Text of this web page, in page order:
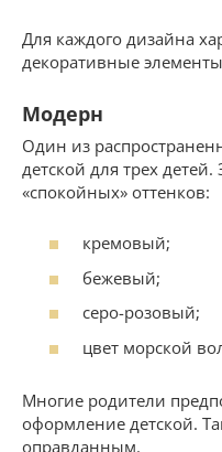
Для каждого дизайна
декоративные
Модерн
Один из
детской для трех
«спокойных» оттенков:
кремовый;
бежевый;
серо-розовый;
цвет морской
Многие родители
оформление детской.
оправданным.